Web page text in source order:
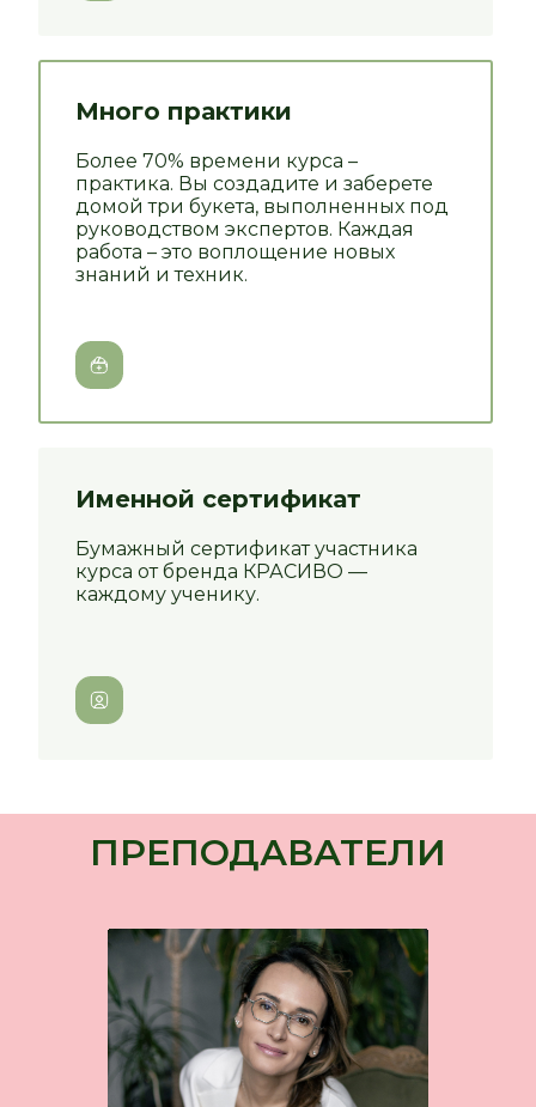
Много практики
Более 70% времени курса –
практика. Вы создадите и заберете
домой три букета, выполненных под
руководством экспертов. Каждая
работа – это воплощение новых
знаний и техник.
Именной сертификат
Бумажный сертификат участника
курса от бренда КРАСИВО —
каждому ученику.
ПРЕПОДАВАТЕЛИ